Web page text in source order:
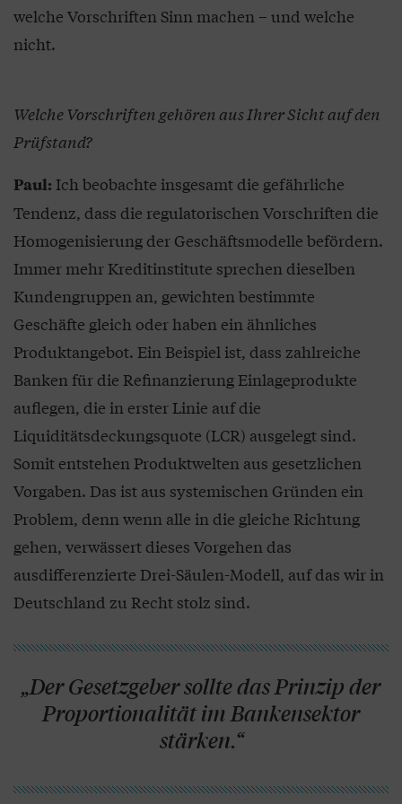
welche Vorschriften Sinn machen – und welche
nicht.
Welche Vorschriften gehören aus Ihrer Sicht auf den
Prüfstand?
Paul: Ich beobachte insgesamt die gefährliche
Tendenz, dass die regulatorischen Vorschriften die
Homogenisierung der Geschäftsmodelle befördern.
Immer mehr Kreditinstitute sprechen dieselben
Kundengruppen an, gewichten bestimmte
Geschäfte gleich oder haben ein ähnliches
Produktangebot. Ein Beispiel ist, dass zahlreiche
Banken für die Refinanzierung Einlageprodukte
auflegen, die in erster Linie auf die
Liquiditätsdeckungsquote (LCR) ausgelegt sind.
Somit entstehen Produktwelten aus gesetzlichen
Vorgaben. Das ist aus systemischen Gründen ein
Problem, denn wenn alle in die gleiche Richtung
gehen, verwässert dieses Vorgehen das
ausdifferenzierte Drei-Säulen-Modell, auf das wir in
Deutschland zu Recht stolz sind.
„Der Gesetzgeber sollte das Prinzip der
Proportionalität im Bankensektor
stärken.“